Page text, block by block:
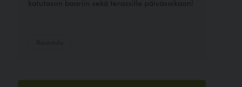
katutason baariin sekä terassille päiväsaikaan!